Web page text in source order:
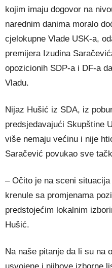
kojim imaju dogovor na
narednim danima moralo
cjelokupne Vlade USK-a,
premijera Izudina
opozicionih SDP-a i DF-a
Vladu.
Nijaz Hušić iz SDA, iz
predsjedavajući Skupštine
više nemaju većinu i nije
Saračević povukao sve
– Očito je na sceni
krenule sa promjenama
predstojećim lokalnim
Hušić.
Na naše pitanje da li su na